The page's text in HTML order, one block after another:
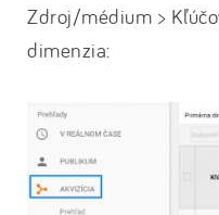
Zdroj/médium >
dimenzia: